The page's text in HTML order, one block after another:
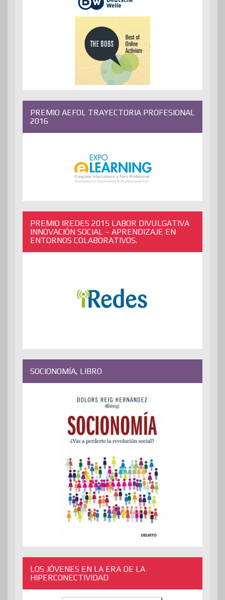
PREMIO AEFOL TRAYECTORIA PROFESIONAL
2016
PREMIO IREDES 2015 LABOR DIVULGATIVA
INNOVACIÓN SOCIAL – APRENDIZAJE EN
ENTORNOS COLABORATIVOS.
SOCIONOMÍA, LIBRO
LOS JÓVENES EN LA ERA DE LA
HIPERCONECTIVIDAD